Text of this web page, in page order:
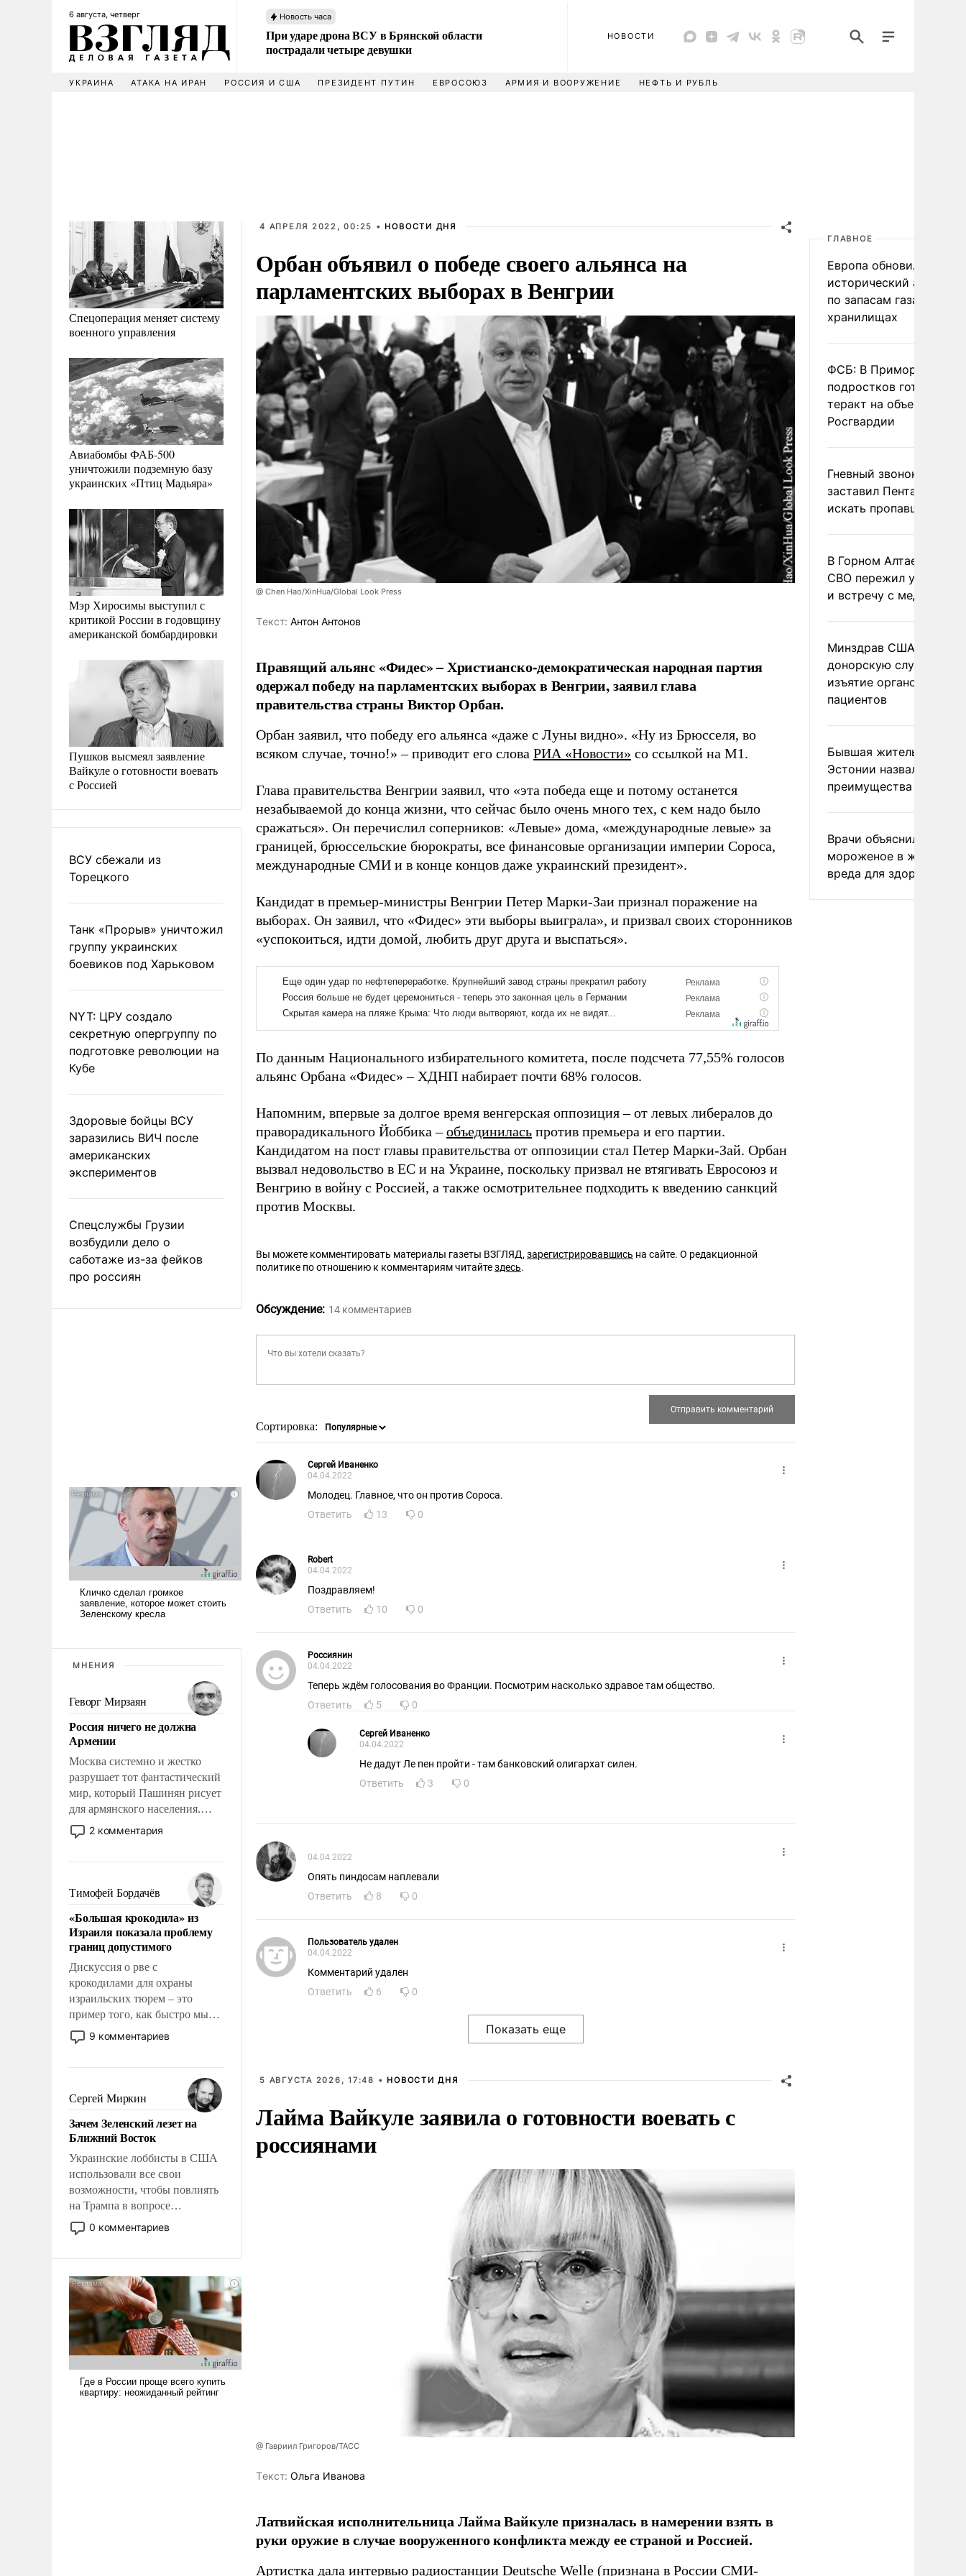
6 августа, четверг Новость часа
При ударе дрона ВСУ в Брянской области
пострадали четыре девушки
НОВОСТИ
УКРАИНА АТАКА НА ИРАН РОССИЯ И США ПРЕЗИДЕНТ ПУТИН ЕВРОСОЮЗ АРМИЯ И ВООРУЖЕНИЕ НЕФТЬ И РУБЛЬ
Спецоперация меняет систему
военного управления
Авиабомбы ФАБ-500
уничтожили подземную базу
украинских «Птиц Мадьяра»
Мэр Хиросимы выступил с
критикой России в годовщину
американской бомбардировки
Пушков высмеял заявление
Вайкуле о готовности воевать
с Россией
ВСУ сбежали из
Торецкого
Танк «Прорыв» уничтожил
группу украинских
боевиков под Харьковом
NYT: ЦРУ создало
секретную опергруппу по
подготовке революции на
Кубе
Здоровые бойцы ВСУ
заразились ВИЧ после
американских
экспериментов
Спецслужбы Грузии
возбудили дело о
саботаже из-за фейков
про россиян
МНЕНИЯ
Геворг Мирзаян
Россия ничего не должна
Армении
Москва системно и жестко
разрушает тот фантастический
мир, который Пашинян рисует
для армянского населения.
Мир, где этому населению все
должны просто по
политические прожекты будут
беспрекословно оплачиваться
за счет российских
налогоплательщиков, и где за
свои поступки не нужно
отвечать.
2 комментария
Тимофей Бордачёв
«Большая крокодила» из
Израиля показала проблему
границ допустимого
Дискуссия о рве с
крокодилами для охраны
израильских тюрем – это
пример того, как быстро мы
двигаемся по пути
революционных изменений.
псевдонаучной фантастики,
стало всерьез обсуждаемой
идеей.
9 комментариев
Сергей Миркин
Зачем Зеленский лезет на
Ближний Восток
Украинские лоббисты в США
использовали все свои
возможности, чтобы повлиять
на Трампа в вопросе
предоставления вооружений
своим нанимателям. Вероятно,
голову мысль: хорошо бы
продемонстрировать, что
Украина вступила в
вооруженное противостояние
с Ираном.
0 комментариев
4 АПРЕЛЯ 2022, 00:25 • НОВОСТИ ДНЯ
Орбан объявил о победе своего альянса на
парламентских выборах в Венгрии
@ Chen Hao/XinHua/Global Look Press
Tекст: Антон Антонов
Правящий альянс «Фидес» – Христианско-демократическая народная партия
одержал победу на парламентских выборах в Венгрии, заявил глава
правительства страны Виктор Орбан.
Орбан заявил, что победу его альянса «даже с Луны видно». «Ну из Брюсселя, во
всяком случае, точно!» – приводит его слова РИА «Новости» со ссылкой на М1.
Глава правительства Венгрии заявил, что «эта победа еще и потому останется
незабываемой до конца жизни, что сейчас было очень много тех, с кем надо было
сражаться». Он перечислил соперников: «Левые» дома, «международные левые» за
границей, брюссельские бюрократы, все финансовые организации империи Сороса,
международные СМИ и в конце концов даже украинский президент».
Кандидат в премьер-министры Венгрии Петер Марки-Заи признал поражение на
выборах. Он заявил, что «Фидес» эти выборы выиграла», и призвал своих сторонников
«успокоиться, идти домой, любить друг друга и выспаться».
По данным Национального избирательного комитета, после подсчета 77,55% голосов
альянс Орбана «Фидес» – ХДНП набирает почти 68% голосов.
Напомним, впервые за долгое время венгерская оппозиция – от левых либералов до
праворадикального Йоббика –объединилась против премьера и его партии.
Кандидатом на пост главы правительства от оппозиции стал Петер Марки-Зай. Орбан
вызвал недовольство в ЕС и на Украине, поскольку призвал не втягивать Евросоюз и
Венгрию в войну с Россией, а также осмотрительнее подходить к введению санкций
против Москвы.
Вы можете комментировать материалы газеты ВЗГЛЯД,зарегистрировавшись на сайте. О редакционной
политике по отношению к комментариям читайтездесь.
Обсуждение: 14 комментариев
Сортировка:
Сергей Иваненко
04.04.2022
Молодец. Главное, что он против Сороса.
Ответить
13 0
Robert
04.04.2022
Поздравляем!
Ответить
10 0
Россиянин
04.04.2022
Теперь ждём голосования во Франции. Посмотрим насколько здравое там общество.
Ответить
5 0
Сергей Иваненко
04.04.2022
Не дадут Ле пен пройти - там банковский олигархат силен.
Ответить
3 0
04.04.2022
Опять пиндосам наплевали
Ответить
8 0
Пользователь удален
04.04.2022
Комментарий удален
Ответить
6 0
5 АВГУСТА 2026, 17:48 • НОВОСТИ ДНЯ
Лайма Вайкуле заявила о готовности воевать с
россиянами
@ Гавриил Григоров/ТАСС
Tекст: Ольга Иванова
Латвийская исполнительница Лайма Вайкуле призналась в намерении взять в
руки оружие в случае вооруженного конфликта между ее страной и Россией.
Артистка дала интервью радиостанции Deutsche Welle (признана в России СМИ-
ГЛАВНОЕ
Европа обновила
исторический
по запасам газа в
хранилищах
ФСБ: В Приморье трое
подростков готовили
теракт на объекте
Росгвардии
Гневный звонок Трампа
заставил Пентагон
искать пропавшие
В Горном Алтае
СВО пережил удар
и встречу с медведем
Минздрав США закрыл
донорскую службу за
изъятие органов живых
пациентов
Бывшая жительница
Эстонии назвала
преимущества России
Врачи объяснили, как
мороженое в жару без
вреда для здоровья